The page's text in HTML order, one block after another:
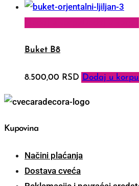
Buket B8
8.500,00 RSD Dodaj u korpu
Kupovina
Načini plaćanja
Dostava cveća